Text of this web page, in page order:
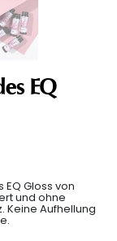
EQ
Gloss von
und ohne
Keine Aufhellung